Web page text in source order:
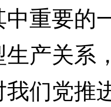
重要的
产关系
们党推